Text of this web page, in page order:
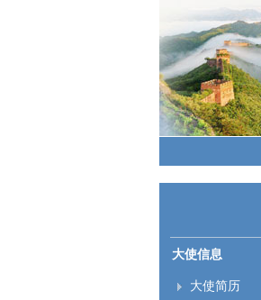
大使信息
大使简历